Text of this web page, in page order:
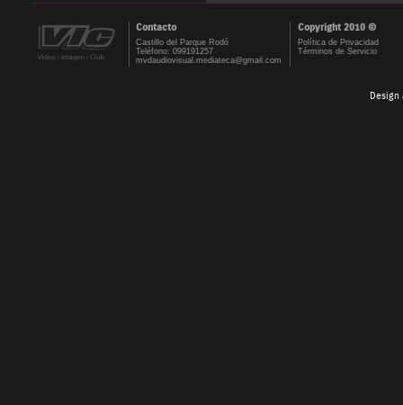
Contacto Copyright 2010 ©
Castillo del Parque Rodó
Teléfono: 099191257
mvdaudiovisual.mediateca@gmail.com
Política de Privacidad
Términos de Servicio